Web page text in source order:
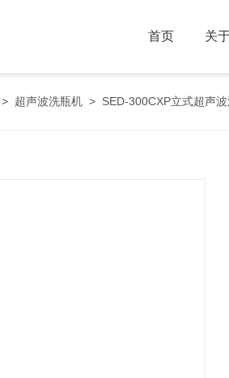
首页 关
> 超声波洗瓶机 > SED-300CXP立式超声